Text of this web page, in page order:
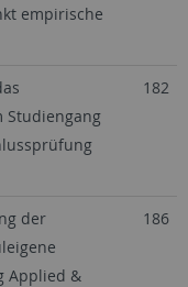
empirische
Studiengang
182
der
Applied &
186